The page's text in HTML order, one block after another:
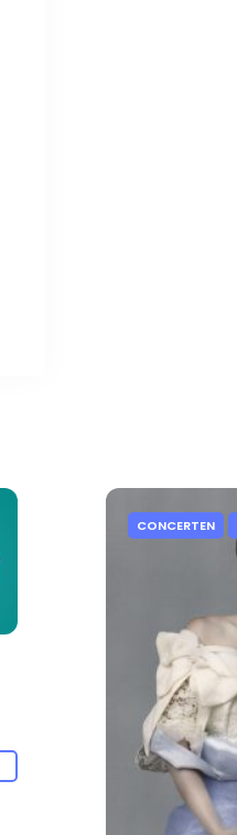
CONCERTEN